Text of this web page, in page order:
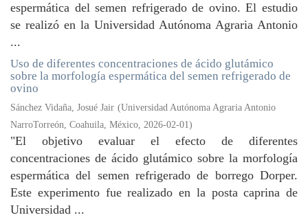
espermática del semen refrigerado de ovino. El estudio
se realizó en la Universidad Autónoma Agraria Antonio
...
Uso de diferentes concentraciones de ácido glutámico
sobre la morfología espermática del semen refrigerado de
ovino
Sánchez Vidaña, Josué Jair (Universidad Autónoma Agraria Antonio
NarroTorreón, Coahuila, México, 2026-02-01)
"El objetivo evaluar el efecto de diferentes
concentraciones de ácido glutámico sobre la morfología
espermática del semen refrigerado de borrego Dorper.
Este experimento fue realizado en la posta caprina de
Universidad ...